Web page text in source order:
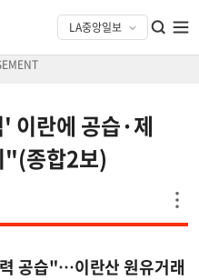
이란에 공습·제
종합2보)
공습"…이란산 원유거래